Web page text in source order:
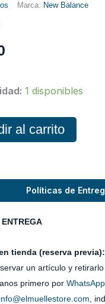
Marca: New Balance
1 disponibles
al carrito
Políticas de
tienda (reserva previa):
un artículo y retirarlo
primero por
info@elmuellestore.com ,